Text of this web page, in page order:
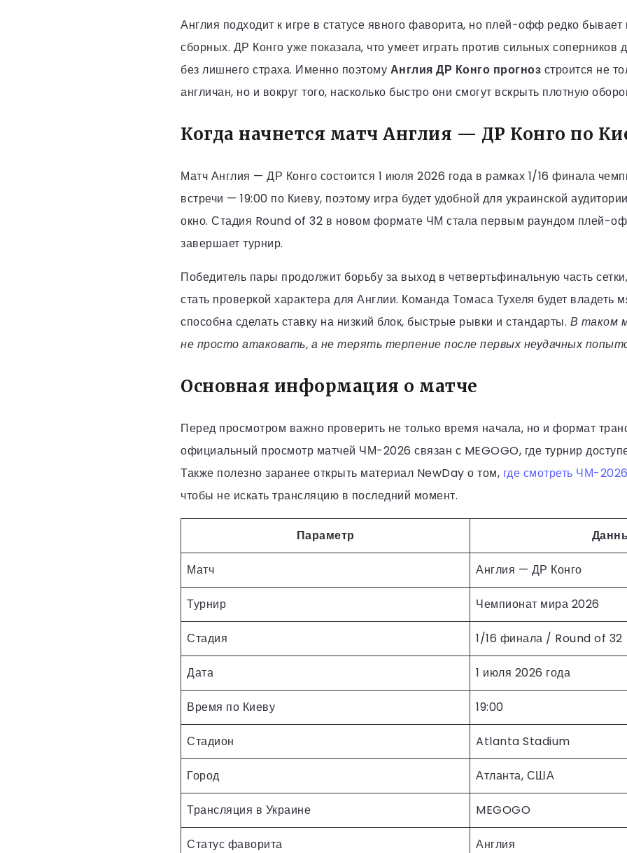
Англия подходит к игре в статусе явного фаворита, но плей-офф редко
сборных. ДР Конго уже показала, что умеет играть против сильных соперников
без лишнего страха. Именно поэтому Англия ДР Конго прогноз строится не
англичан, но и вокруг того, насколько быстро они смогут вскрыть плотную
Когда начнется матч Англия — ДР Конго по
Матч Англия — ДР Конго состоится 1 июля 2026 года в рамках 1/16 финала
встречи — 19:00 по Киеву, поэтому игра будет удобной для украинской
окно. Стадия Round of 32 в новом формате ЧМ стала первым раундом плей-
завершает турнир.
Победитель пары продолжит борьбу за выход в четвертьфинальную часть
стать проверкой характера для Англии. Команда Томаса Тухеля будет владеть
способна сделать ставку на низкий блок, быстрые рывки и стандарты. В таком
не просто атаковать, а не терять терпение после первых неудачных
Основная информация о матче
Перед просмотром важно проверить не только время начала, но и формат
официальный просмотр матчей ЧМ-2026 связан с MEGOGO, где турнир
Также полезно заранее открыть материал NewDay о том, где смотреть ЧМ-
чтобы не искать трансляцию в последний момент.
Параметр
Матч Англия — ДР Конго
Турнир Чемпионат мира 2026
Стадия 1/16 финала / Round of 32
Дата 1 июля 2026 года
Время по Киеву 19:00
Стадион Atlanta Stadium
Город Атланта, США
Трансляция в Украине MEGOGO
Статус фаворита Англия